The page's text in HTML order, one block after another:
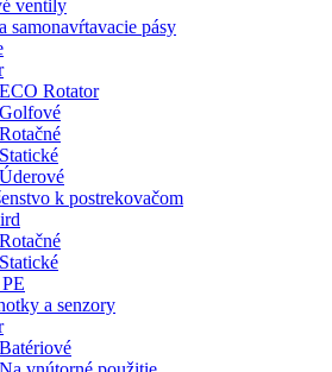
ventily
samonavŕtavacie pásy
ECO Rotator
Golfové
Rotačné
Statické
Úderové
k postrekovačom
Rotačné
Statické
a senzory
Batériové